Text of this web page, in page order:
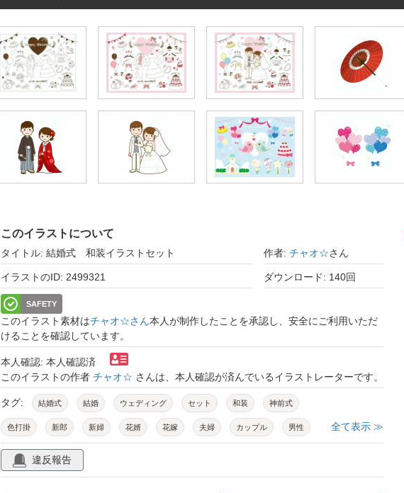
このイラストについて
タイトル: 結婚式 和装イラストセット 作者: チャオ☆さん
イラストのID: 2499321 ダウンロード: 140回
SAFETY
このイラスト素材はチャオ☆さん本人が制作したことを承認し、安全にご利用いただ
けることを確認しています。
本人確認: 本人確認済
このイラストの作者 チャオ☆ さんは、本人確認が済んでいるイラストレーターです。
タグ: 結婚式 結婚 ウェディング セット 和装 神前式
色打掛 新郎 新婦 花婿 花嫁 夫婦 カップル 男性
女性 和風 和
扇子 寿 指輪 結婚指輪 鶴 亀 三々九度 杯 銚子
全て表示 ≫
違反報告